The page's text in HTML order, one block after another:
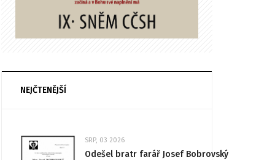
NEJČTENĚJŠÍ
SRP, 03 2026
Odešel bratr farář Josef Bobrovský